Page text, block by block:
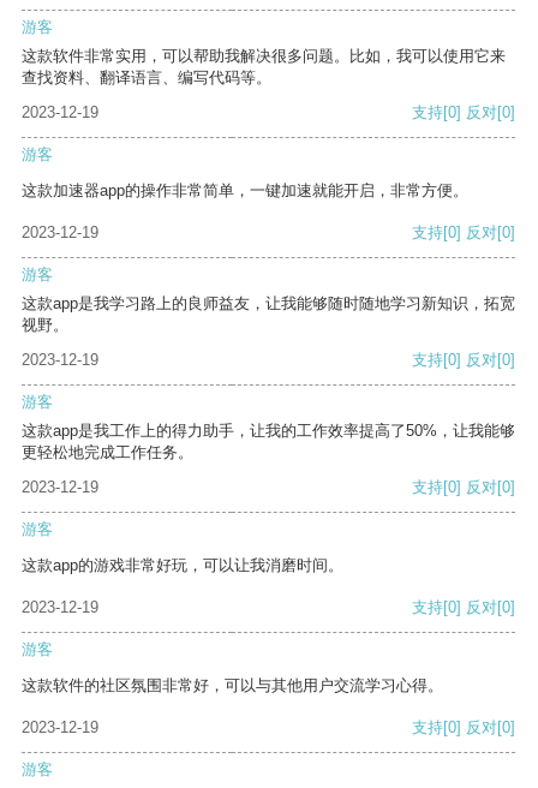
游客
这款软件非常实用，可以帮助我解决很多问题。比如，我可以使用它来
查找资料、翻译语言、编写代码等。
2023-12-19
支持[0] 反对[0]
游客
这款加速器app的操作非常简单，一键加速就能开启，非常方便。
2023-12-19 支持[0] 反对[0]
游客
这款app是我学习路上的良师益友，让我能够随时随地学习新知识，拓宽
视野。
2023-12-19
支持[0] 反对[0]
游客
这款app是我工作上的得力助手，让我的工作效率提高了50%，让我能够
更轻松地完成工作任务。
2023-12-19
支持[0] 反对[0]
游客
这款app的游戏非常好玩，可以让我消磨时间。
2023-12-19 支持[0] 反对[0]
游客
这款软件的社区氛围非常好，可以与其他用户交流学习心得。
2023-12-19 支持[0] 反对[0]
游客